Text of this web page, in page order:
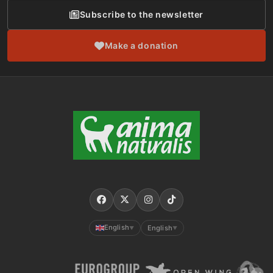
Subscribe to the newsletter
Make a donation
English ▼ English ▼